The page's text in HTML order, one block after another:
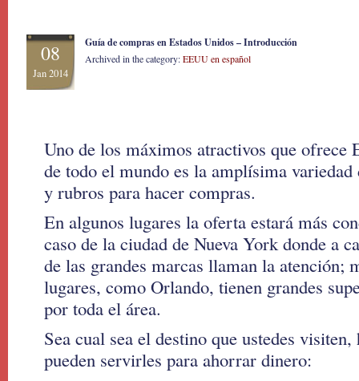
08
Jan 2014
Guía de compras en Estados Unidos – Introducción
Archived in the category:EEUU en español
Uno de los máximos atractivos que ofrece
de todo el mundo es la amplísima
y rubros para hacer compras.
En algunos lugares la oferta estará más
caso de la ciudad de Nueva York donde a
de las grandes marcas llaman la atención;
lugares, como Orlando, tienen grandes
por toda el área.
Sea cual sea el destino que ustedes
pueden servirles para ahorrar dinero: